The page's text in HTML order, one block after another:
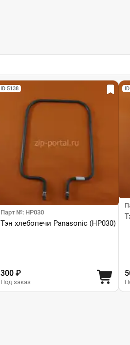
ID 5138
Парт №: HP030
Тэн хлебопечи Panasonic (HP030)
300 ₽
Под заказ